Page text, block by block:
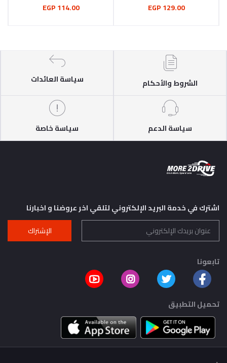
129.00 EGP
114.00 EGP
الشروط والأحكام سياسة العائدات
سياسة الدعم سياسة خاصة
اشترك في خدمة البريد الإلكتروني لتلقي اخر عروضنا و اخبارنا
الإشتراك
تابعونا
تحميل التطبيق